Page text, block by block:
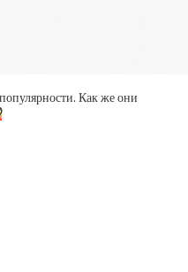
Как же они